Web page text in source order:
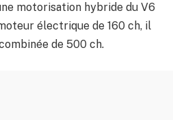
motorisation hybride du V6
électrique de 160 ch, il
de 500 ch.